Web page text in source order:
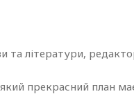
та літератури,
прекрасний план